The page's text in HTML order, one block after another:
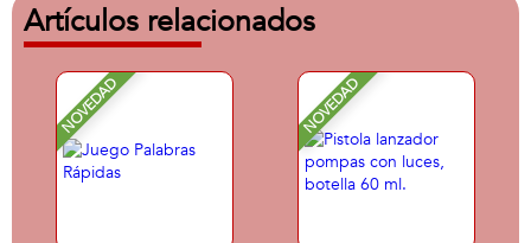
Artículos relacionados
NOVEDAD NOVEDAD